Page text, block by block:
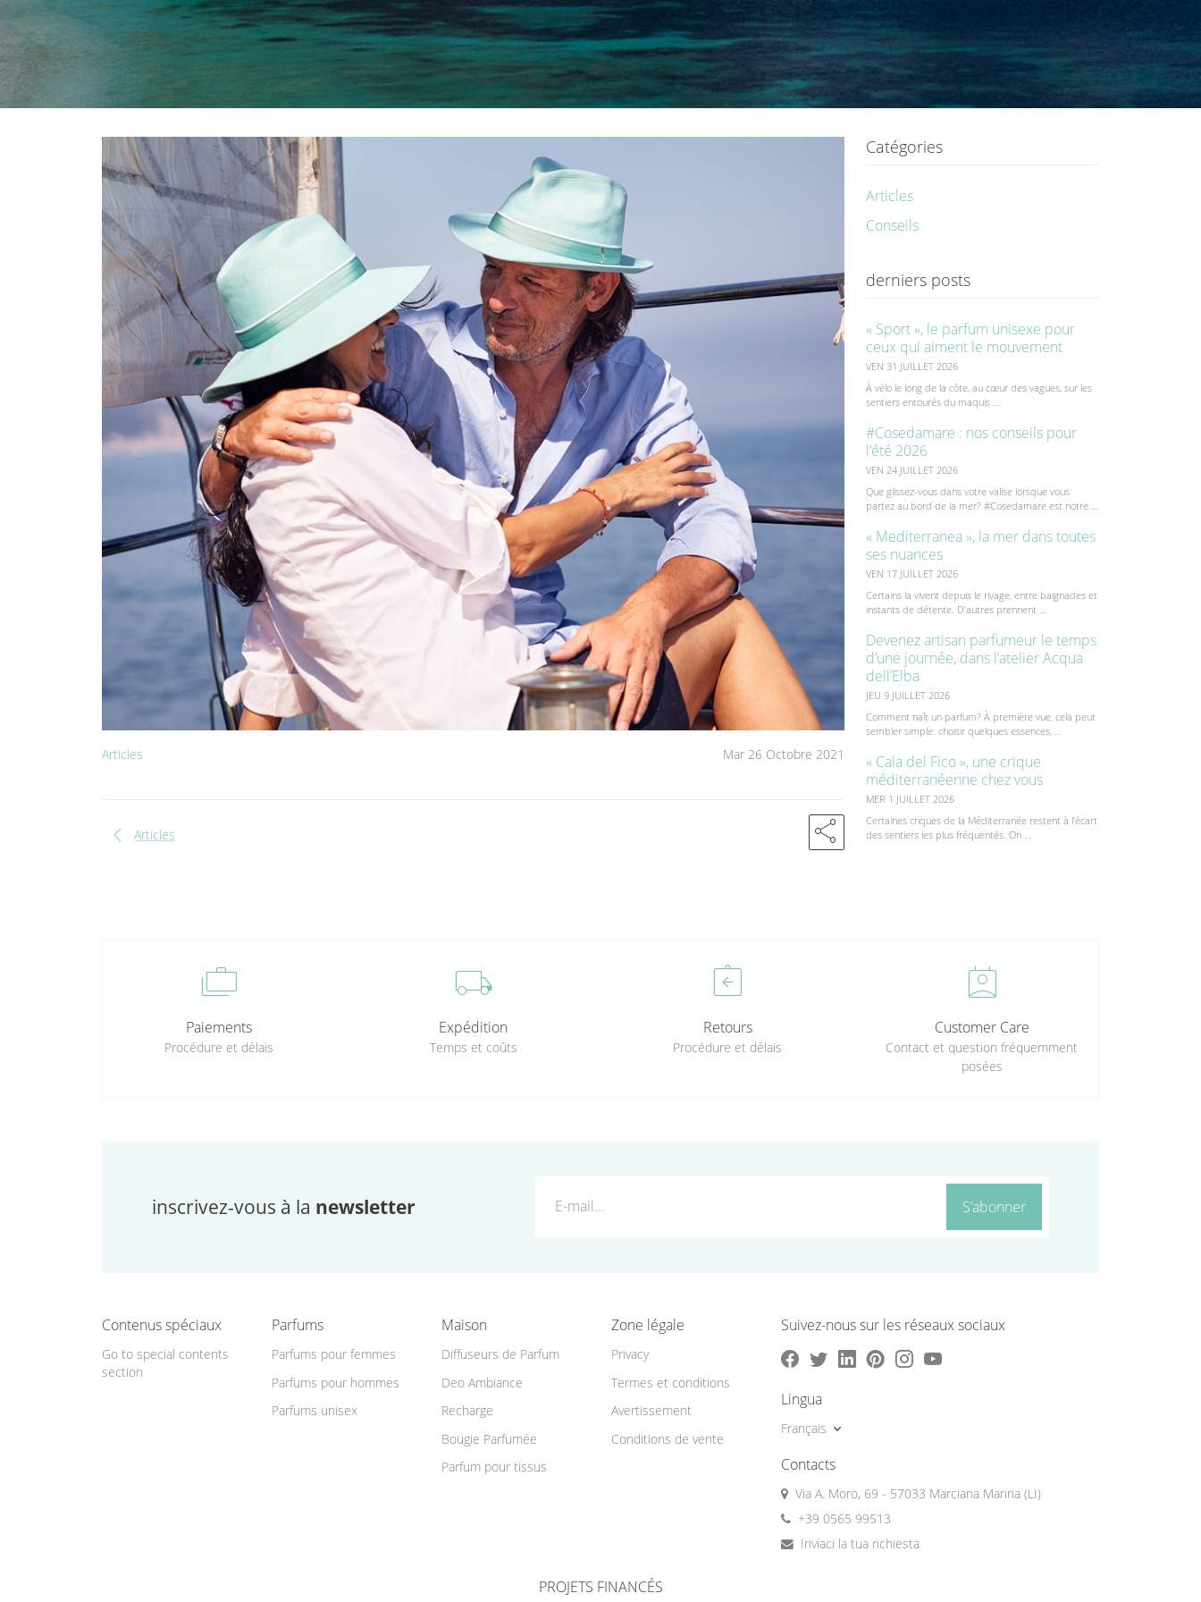
Mar 26 Octobre 2021
Articles
chevron_left Articles share
Catégories
Articles
Conseils
derniers posts
« Sport », le parfum unisexe pour
ceux qui aiment le mouvement
VEN 31 JUILLET 2026
À vélo le long de la côte, au cœur des vagues, sur les
sentiers entourés du maquis …
#Cosedamare : nos conseils pour
l’été 2026
VEN 24 JUILLET 2026
Que glissez-vous dans votre valise lorsque vous
partez au bord de la mer? #Cosedamare est notre …
« Mediterranea », la mer dans toutes
ses nuances
VEN 17 JUILLET 2026
Certains la vivent depuis le rivage, entre baignades et
instants de détente. D’autres prennent …
Devenez artisan parfumeur le temps
d’une journée, dans l’atelier Acqua
dell’Elba
JEU 9 JUILLET 2026
Comment naît un parfum? À première vue, cela peut
sembler simple: choisir quelques essences, …
« Cala del Fico », une crique
méditerranéenne chez vous
MER 1 JUILLET 2026
Certaines criques de la Méditerranée restent à l'écart
des sentiers les plus fréquentés. On …
cases
Paiements
Procédure et délais
local_shipping
Expédition
Temps et coûts
assignment_return
Retours
Procédure et délais
perm_contact_calendar
Customer Care
Contact et question fréquemment
posées
inscrivez-vous à la newsletter S’abonner
Contenus spéciaux
Go to special contents
section
Parfums
Parfums pour femmes
Parfums pour hommes
Parfums unisex
Maison
Diffuseurs de Parfum
Deo Ambiance
Recharge
Bougie Parfumée
Parfum pour tissus
Zone légale
Privacy
Termes et conditions
Avertissement
Conditions de vente
Suivez-nous sur les réseaux sociaux
Lingua
Français
Contacts
Via A. Moro, 69 - 57033 Marciana Marina (LI)
+39 0565 99513
Inviaci la tua richiesta
PROJETS FINANCÉS